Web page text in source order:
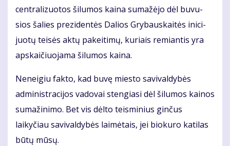
cen­tra­li­zuo­tos ši­lu­mos kai­na su­ma­žė­jo dėl bu­vu­
sios ša­lies pre­zi­den­tės Da­lios Gry­baus­kai­tės ini­ci­
juo­tų tei­sės ak­tų pa­kei­ti­mų, ku­riais re­mian­tis yra
ap­skai­čiuo­ja­ma ši­lu­mos kai­na.
Neneigiu fakto, kad buvę miesto savivaldybės
administracijos vadovai stengiasi dėl šilumos kainos
sumažinimo. Bet vis dėlto teisminius ginčus
laikyčiau savi­valdybės laimėtais, jei biokuro katilas
būtų mūsų.